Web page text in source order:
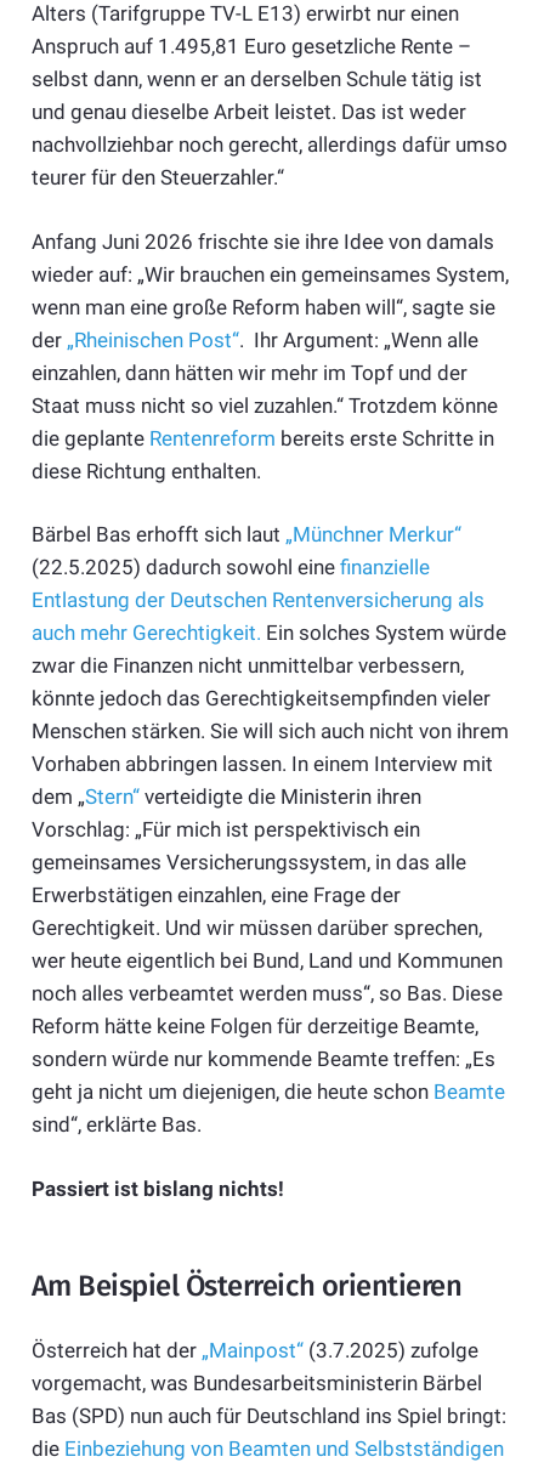
Alters (Tarifgruppe TV-L E13) erwirbt nur einen
Anspruch auf 1.495,81 Euro gesetzliche Rente –
selbst dann, wenn er an derselben Schule tätig ist
und genau dieselbe Arbeit leistet. Das ist weder
nachvollziehbar noch gerecht, allerdings dafür umso
teurer für den Steuerzahler.“
Anfang Juni 2026 frischte sie ihre Idee von damals
wieder auf: „Wir brauchen ein gemeinsames System,
wenn man eine große Reform haben will“, sagte sie
der „Rheinischen Post“. Ihr Argument: „Wenn alle
einzahlen, dann hätten wir mehr im Topf und der
Staat muss nicht so viel zuzahlen.“ Trotzdem könne
die geplante Rentenreform bereits erste Schritte in
diese Richtung enthalten.
Bärbel Bas erhofft sich laut „Münchner Merkur“
(22.5.2025) dadurch sowohl eine finanzielle
Entlastung der Deutschen Rentenversicherung als
auch mehr Gerechtigkeit. Ein solches System würde
zwar die Finanzen nicht unmittelbar verbessern,
könnte jedoch das Gerechtigkeitsempfinden vieler
Menschen stärken. Sie will sich auch nicht von ihrem
Vorhaben abbringen lassen. In einem Interview mit
dem „Stern“verteidigte die Ministerin ihren
Vorschlag: „Für mich ist perspektivisch ein
gemeinsames Versicherungssystem, in das alle
Erwerbstätigen einzahlen, eine Frage der
Gerechtigkeit. Und wir müssen darüber sprechen,
wer heute eigentlich bei Bund, Land und Kommunen
noch alles verbeamtet werden muss“, so Bas. Diese
Reform hätte keine Folgen für derzeitige Beamte,
sondern würde nur kommende Beamte treffen: „Es
geht ja nicht um diejenigen, die heute schon Beamte
sind“, erklärte Bas.
Passiert ist bislang nichts!
Am Beispiel Österreich orientieren
Österreich hat der „Mainpost“(3.7.2025) zufolge
vorgemacht, was Bundesarbeitsministerin Bärbel
Bas (SPD) nun auch für Deutschland ins Spiel bringt:
die Einbeziehung von Beamten und Selbstständigen